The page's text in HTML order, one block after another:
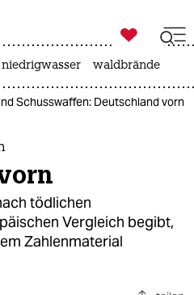
ich

taz zahl ich
niedrigwasser waldbrände
Schusswaffen: Deutschland vorn
tödlichen
Vergleich begibt,
Zahlenmaterial